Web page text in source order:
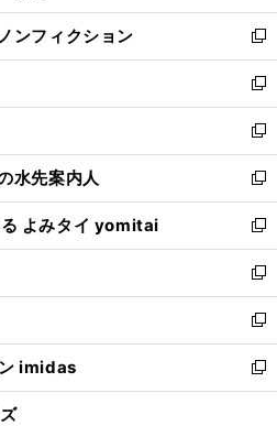
開
く
ウ
で
開
く
ン
ド
ウ
で
開
く
ウ
ィ
ン
ド
ウ
で
開
く
ンフィクション
新
し
い
ウ
ィ
ン
ド
ウ
で
開
く
新
し
い
ウ
ィ
ン
ド
ウ
で
開
く
新
し
い
ウ
ィ
ン
ド
ウ
で
開
く
水先案内人
新
し
い
ウ
ィ
ン
ド
ウ
で
開
よみタイ yomitai
新
し
い
ウ
ィ
ン
ド
ウ
新
し
い
ウ
ィ
ン
新
し
い
ウ
imidas
新
し